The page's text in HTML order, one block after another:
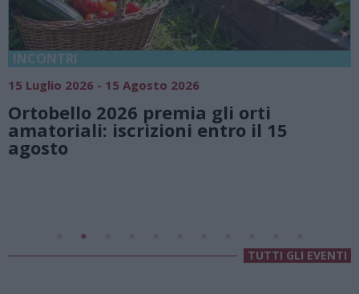
18 Luglio 2026 - 15 Agosto 2026
Vivi l’estate a Villa Fogazzaro Roi. Tra
natura e atmosfere senza tempo sul
Lago di Lugano
Valsolda
TUTTI GLI EVENTI